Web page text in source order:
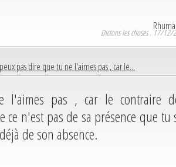
Dictons les choses . 17/12/
pas dire que tu ne l'aimes pas , car le...
pas , car le contraire
n'est pas de sa présence que
de son absence.